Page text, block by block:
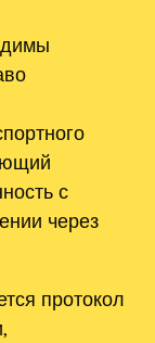
с
через
протокол